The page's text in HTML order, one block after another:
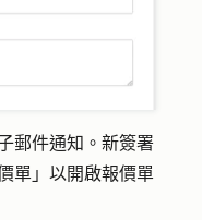
郵件通知。新簽署
單 」以開啟報價單